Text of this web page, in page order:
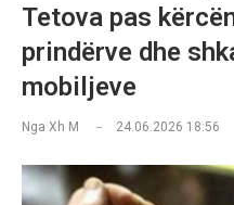
Tetova pas
prindërve dhe
mobiljeve
Nga Xh M 24.06.2026 18:56